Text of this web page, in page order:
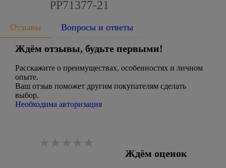
PLANET PP71377-21
Отзывы Вопросы и ответы
Ждём отзывы, будьте первыми!
Расскажите о преимуществах, особенностях и личном
опыте.
Ваш отзыв поможет другим покупателям сделать
выбор.
Необходима авторизация
Ждём оценок